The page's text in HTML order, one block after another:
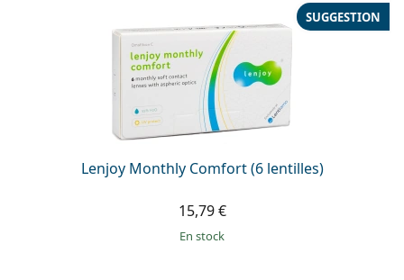
Lenjoy Monthly Comfort (6 lentilles)
SUGGESTION
15,79 €
en stock